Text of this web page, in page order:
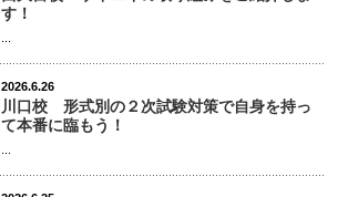
す！
2026.6.26
川口校 形式別の２次試験対策で自身を持っ
て本番に臨もう！